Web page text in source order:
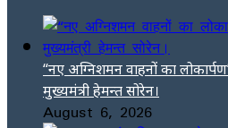
“नए अग्निशमन वाहनों का
मुख्यमंत्री हेमन्त सोरेन।
August 6, 2026